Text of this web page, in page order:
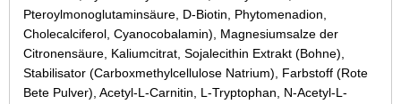
Pteroylmonoglutaminsäure, D-Biotin, Phytomenadion,
Cholecalciferol, Cyanocobalamin), Magnesiumsalze der
Citronensäure, Kaliumcitrat, Sojalecithin Extrakt (Bohne),
Stabilisator (Carboxmethylcellulose Natrium), Farbstoff (Rote
Bete Pulver), Acetyl-L-Carnitin, L-Tryptophan, N-Acetyl-L-